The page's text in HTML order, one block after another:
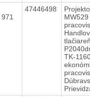
47446498
MW529
TK-